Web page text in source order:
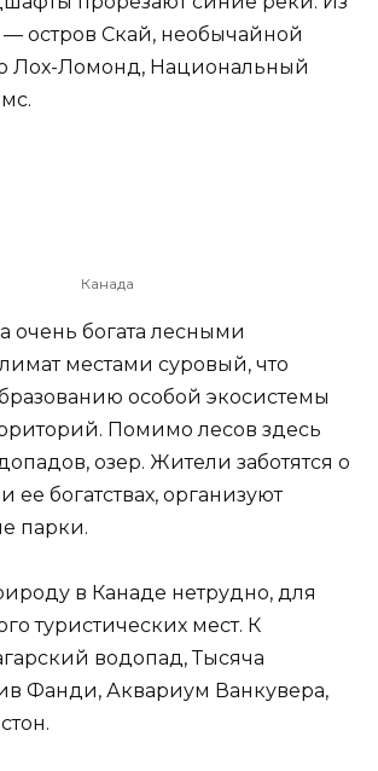
— остров Скай, необычайной
Лох-Ломонд, Национальный
Канада
очень богата лесными
местами суровый, что
особой экосистемы
Помимо лесов здесь
озер. Жители заботятся о
ее богатствах, организуют
парки.
в Канаде нетрудно, для
туристических мест. К
водопад, Тысяча
Фанди, Аквариум Ванкувера,